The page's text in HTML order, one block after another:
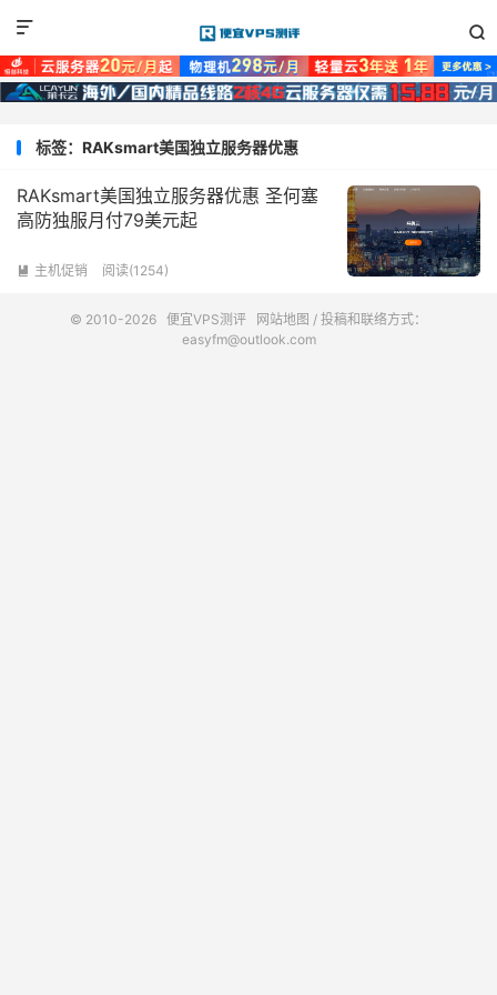


标签：RAKsmart美国独立服务器优惠
RAKsmart美国独立服务器优惠 圣何塞
高防独服月付79美元起
 主机促销 阅读(1254)
© 2010-2026 便宜VPS测评 网站地图 / 投稿和联络方式：
easyfm@outlook.com